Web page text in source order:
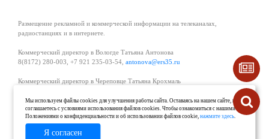
Размещение рекламной и коммерческой информации на телеканалах,
радиостанциях и в интернете.
Коммерческий директор в Вологде Татьяна Антонова
8(8172) 280-003, +7 921 235-03-54, antonova@ers35.ru
Коммерческий директор в Череповце Татьяна Крохмаль
Начальник отдела рекламы в Великом Устюге Екатерина Вьюжанина 8(81738)
2-04-44, +7 921 125-06-40,katrinv81@mail.ru
Мы используем файлы cookies для улучшения работы сайта. Оставаясь на нашем сайте, вы
соглашаетесь с условиями использования файлов cookies. Чтобы ознакомиться с нашими
Положениями о конфиденциальности и об использовании файлов cookie,нажмите здесь.
Я согласен